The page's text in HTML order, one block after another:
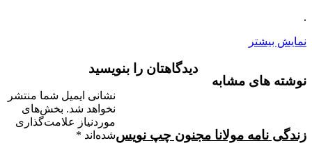
.
نمایش بیشتر
نوشته های مشابه
زندگی نامه مولانا مجنون چپ نویس
دیدگاهتان را بنویسید
نشانی ایمیل شما منتشر
نخواهد شد. بخش‌های
موردنیاز علامت‌گذاری
شده‌اند *